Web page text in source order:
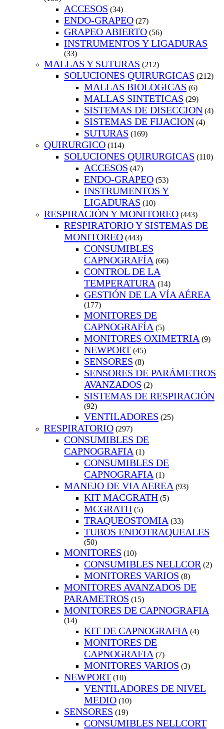
ACCESOS (34)
ENDO-GRAPEO (27)
GRAPEO ABIERTO (56)
INSTRUMENTOS Y LIGADURAS
(33)
MALLAS Y SUTURAS (212)
SOLUCIONES QUIRURGICAS (212)
MALLAS BIOLOGICAS (6)
MALLAS SINTETICAS (29)
SISTEMAS DE DISECCION (4)
SISTEMAS DE FIJACION (4)
SUTURAS (169)
QUIRURGICO (114)
SOLUCIONES QUIRURGICAS (110)
ACCESOS (47)
ENDO-GRAPEO (53)
INSTRUMENTOS Y
LIGADURAS (10)
RESPIRACIÓN Y MONITOREO (443)
RESPIRATORIO Y SISTEMAS DE
MONITOREO (443)
CONSUMIBLES
CAPNOGRAFÍA (66)
CONTROL DE LA
TEMPERATURA (14)
GESTIÓN DE LA VÍA AÉREA
(177)
MONITORES DE
CAPNOGRAFÍA (5)
MONITORES OXIMETRIA (9)
NEWPORT (45)
SENSORES (8)
SENSORES DE PARÁMETROS
AVANZADOS (2)
SISTEMAS DE RESPIRACIÓN
(92)
VENTILADORES (25)
RESPIRATORIO (297)
CONSUMIBLES DE
CAPNOGRAFIA (1)
CONSUMIBLES DE
CAPNOGRAFIA (1)
MANEJO DE VIA AEREA (93)
KIT MACGRATH (5)
MCGRATH (5)
TRAQUEOSTOMIA (33)
TUBOS ENDOTRAQUEALES
(50)
MONITORES (10)
CONSUMIBLES NELLCOR (2)
MONITORES VARIOS (8)
MONITORES AVANZADOS DE
PARAMETROS (15)
MONITORES DE CAPNOGRAFIA
(14)
KIT DE CAPNOGRAFIA (4)
MONITORES DE
CAPNOGRAFIA (7)
MONITORES VARIOS (3)
NEWPORT (10)
VENTILADORES DE NIVEL
MEDIO (10)
SENSORES (19)
CONSUMIBLES NELLCORT